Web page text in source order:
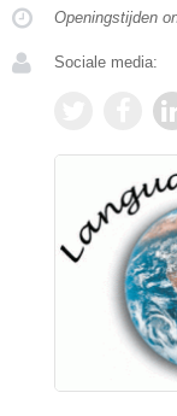
Openingstijden
Sociale media: